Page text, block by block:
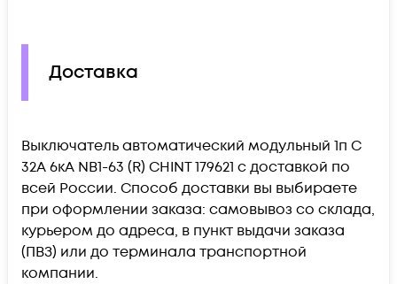
Доставка
Выключатель автоматический модульный 1п C
32А 6кА NB1-63 (R) CHINT 179621 c доставкой по
всей России. Способ доставки вы выбираете
при оформлении заказа: самовывоз со склада,
курьером до адреса, в пункт выдачи заказа
(ПВЗ) или до терминала транспортной
компании.